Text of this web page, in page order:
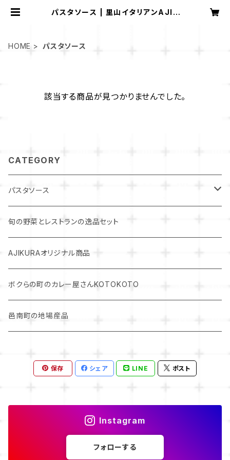
パスタソース | 里山イタリアンAJIK
HOME パスタソース
該当する商品が見つかりませんでした。
CATEGORY
パスタソース
パスタソースセット
パスタソース単品
旬の野菜とレストランの逸品セット
AJIKURAオリジナル商品
ボクらの町のカレー屋さんKOTOKOTO
邑南町の地場産品
保存 シェア LINE ポスト
Instagram
フォローする